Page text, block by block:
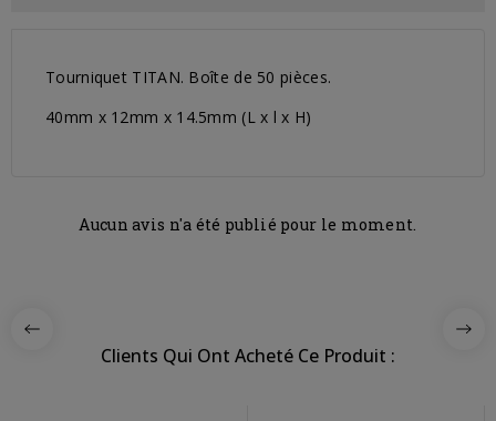
Tourniquet TITAN. Boîte de 50 pièces.
40mm x 12mm x 14.5mm (L x l x H)
Aucun avis n'a été publié pour le moment.
Clients Qui Ont Acheté Ce Produit :